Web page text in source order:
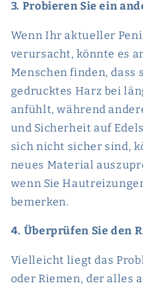
3. Probieren Sie ein
Wenn Ihr aktueller
verursacht, könnte es
Menschen finden, dass
gedrucktes Harz bei
anfühlt, während
und Sicherheit auf
sich nicht sicher sind,
neues Material
wenn Sie
bemerken.
4. Überprüfen Sie den
Vielleicht liegt das
oder Riemen, der alles